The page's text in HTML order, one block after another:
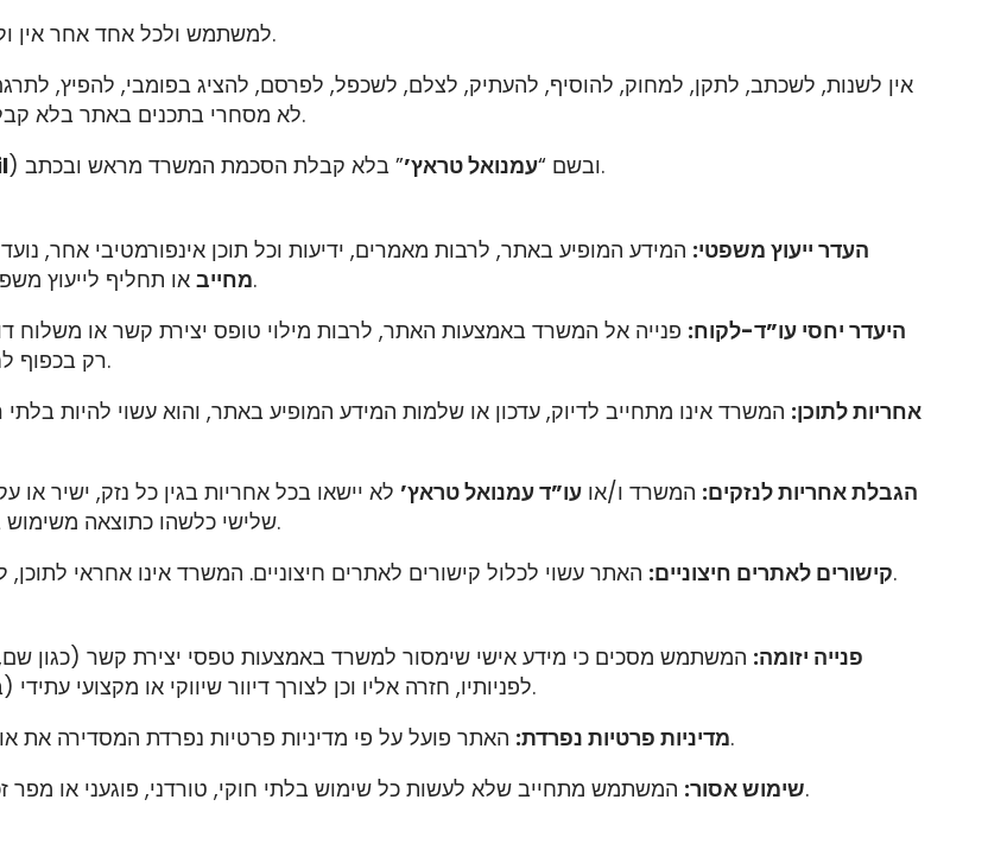
למשתמש ולכל אחד אחר אין ולא תהיה כל זכות מכל סוג שהוא בזכויות הנוגעות לאתר ולתכניו.
לא מסחרי בתכנים באתר בלא, מראש ובכתב.
) ובשם “עמנואל טראץ’ ” בלא קבלת הסכמת המשרד מראש ובכתב.
העדר ייעוץ משפטי: המידע המופיע באתר, לרבות מאמרים, ידיעות וכל תוכן אינפורמטיבי אחר,
מחייבאו תחליף לייעוץ משפטי פרטני ומקיף המותאם לנסיבות הספציפיות של כל משתמש.
היעדר יחסי עו”ד-לקוח: פנייה אל המשרד באמצעות האתר, לרבות מילוי טופס יצירת קשר או משלוח
רק בכפוף לחתימה על הסכם התקשרות מסודר ומפורש בין המשרד ללקוח.
אחריות לתוכן: המשרד אינו מתחייב לדיוק, עדכון או שלמות המידע המופיע באתר, והוא עשוי להיות
הגבלת אחריות לנזקים: המשרד ו/אועו”ד עמנואל טראץ’ לא יישאו בכל אחריות בגין כל נזק, ישיר
שלישי כלשהו כתוצאה משימוש באתר, הסתמכות על תכניו, או שימוש בתוכנות או קישורים שבו.
קישורים לאתרים חיצוניים:האתר עשוי לכלול קישורים לאתרים חיצוניים. המשרד אינו אחראי לתוכן, למהימנות או למדיניות הפרטיות של אותם אתרים חיצוניים.
פנייה יזומה: המשתמש מסכים כי מידע אישי שימסור למשרד באמצעות טפסי יצירת קשר (כגון
לפניותיו, חזרה אליו וכן לצורך דיוור שיווקי או מקצועי עתידי (בכפוף לחוק “הספאם” ולזכות המשתמש להסיר עצמו בכל עת).
מדיניות פרטיות נפרדת:האתר פועל על פי מדיניות פרטיות נפרדת המסדירה את אופן איסוף ושמירת המידע. השימוש באתר כפוף למדיניות זו.
שימוש אסור:המשתמש מתחייב שלא לעשות כל שימוש בלתי חוקי, טורדני, פוגעני או מפר זכויות באתר, לרבות העלאת תכנים מזיקים או בלתי חוקיים.